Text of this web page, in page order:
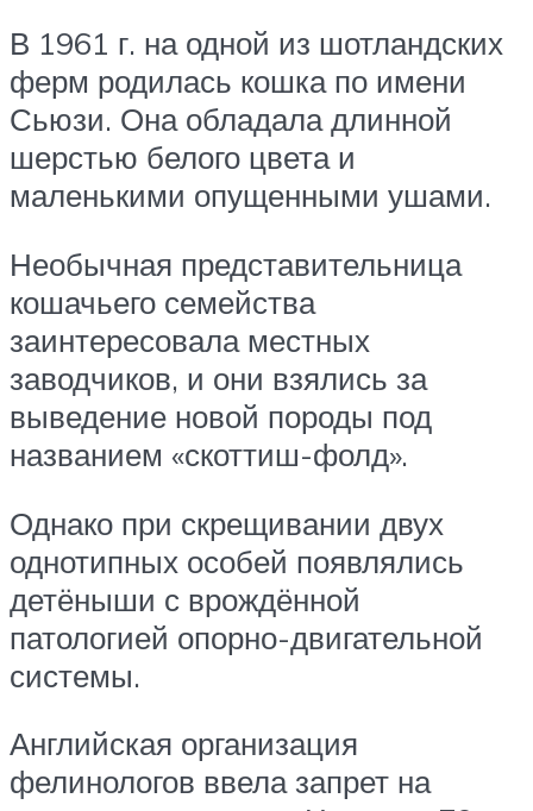
В 1961 г. на одной из шотландских
ферм родилась кошка по имени
Сьюзи. Она обладала длинной
шерстью белого цвета и
маленькими опущенными ушами.
Необычная представительница
кошачьего семейства
заинтересовала местных
заводчиков, и они взялись за
выведение новой породы под
названием «скоттиш-фолд».
Однако при скрещивании двух
однотипных особей появлялись
детёныши с врождённой
патологией опорно-двигательной
системы.
Английская организация
фелинологов ввела запрет на